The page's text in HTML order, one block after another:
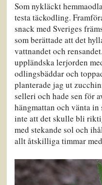
Som nykläckt
testa täckodling.
snack med Sveriges
som berättade att det
vattnandet och
uppländska lerjorden
odlingsbäddar och
planterade jag ut
selleri och hade sen för
hängmattan och vänta
inte att det skulle bli
med stekande sol och
allt åtskilliga timmar